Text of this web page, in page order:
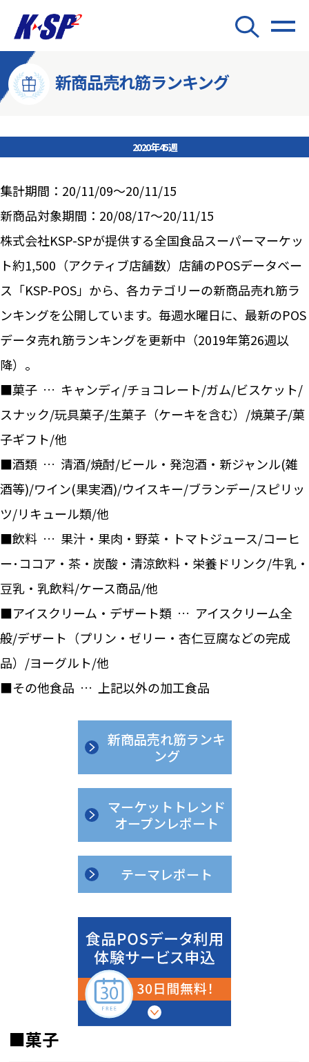
新商品売れ筋ランキング
2020年45週
集計期間：20/11/09～20/11/15
新商品対象期間：20/08/17～20/11/15
株式会社KSP-SPが提供する全国食品スーパーマーケッ
ト約1,500（アクティブ店舗数）店舗のPOSデータベー
ス「KSP-POS」から、各カテゴリーの新商品売れ筋ラ
ンキングを公開しています。毎週水曜日に、最新のPOS
データ売れ筋ランキングを更新中（2019年第26週以
降）。
■菓子 … キャンディ/チョコレート/ガム/ビスケット/
スナック/玩具菓子/生菓子（ケーキを含む）/焼菓子/菓
子ギフト/他
■酒類 … 清酒/焼酎/ビール・発泡酒・新ジャンル(雑
酒等)/ワイン(果実酒)/ウイスキー/ブランデー/スピリッ
ツ/リキュール類/他
■飲料 … 果汁・果肉・野菜・トマトジュース/コーヒ
ー･ココア・茶・炭酸・清涼飲料・栄養ドリンク/牛乳・
豆乳・乳飲料/ケース商品/他
■アイスクリーム・デザート類 … アイスクリーム全
般/デザート（プリン・ゼリー・杏仁豆腐などの完成
品）/ヨーグルト/他
■その他食品 … 上記以外の加工食品
新商品売れ筋ランキ
ング
マーケットトレンド
オープンレポート
テーマレポート
■菓子